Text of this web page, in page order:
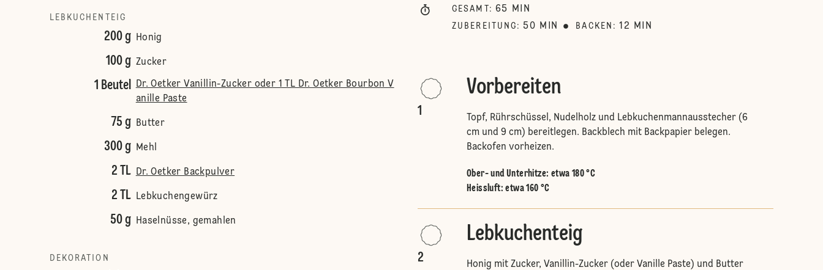
LEBKUCHENTEIG
200 g Honig
100 g Zucker
1 Beutel
Dr. Oetker Vanillin-Zucker oder 1 TL Dr. Oetker Bourbon V
anille Paste
75 g Butter
300 g Mehl
2 TL Dr. Oetker Backpulver
2 TL Lebkuchengewürz
50 g Haselnüsse, gemahlen
DEKORATION
GESAMT : 65 MIN
ZUBEREITUNG : 50 MIN BACKEN : 12 MIN
1
Vorbereiten
Topf, Rührschüssel, Nudelholz und Lebkuchenmannausstecher (6
cm und 9 cm) bereitlegen. Backblech mit Backpapier belegen.
Backofen vorheizen.
Ober- und Unterhitze: etwa 180 °C
Heissluft: etwa 160 °C
2
Lebkuchenteig
Honig mit Zucker, Vanillin-Zucker (oder Vanille Paste) und Butter